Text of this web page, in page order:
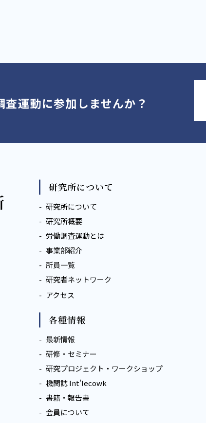
運動に参加しませんか？
研究所について
研究所について
研究所概要
労働調査運動とは
事業部紹介
所員一覧
研究者ネットワーク
アクセス
各種情報
最新情報
研修・セミナー
研究プロジェクト・ワークショップ
機関誌 Int'lecowk
書籍・報告書
会員について